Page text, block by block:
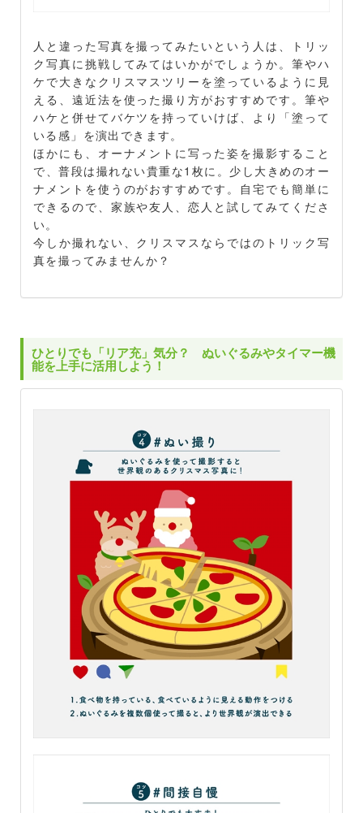
人と違った写真を撮ってみたいという人は、トリッ
ク写真に挑戦してみてはいかがでしょうか。筆やハ
ケで大きなクリスマスツリーを塗っているように見
える、遠近法を使った撮り方がおすすめです。筆や
ハケと併せてバケツを持っていけば、より「塗って
いる感」を演出できます。
ほかにも、オーナメントに写った姿を撮影すること
で、普段は撮れない貴重な1枚に。少し大きめのオー
ナメントを使うのがおすすめです。自宅でも簡単に
できるので、家族や友人、恋人と試してみてくださ
い。
今しか撮れない、クリスマスならではのトリック写
真を撮ってみませんか？
ひとりでも「リア充」気分？ ぬいぐるみやタイマー機
能を上手に活用しよう！